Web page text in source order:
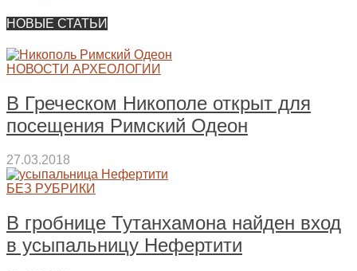
НОВЫЕ СТАТЬИ
НОВОСТИ АРХЕОЛОГИИ
В Греческом Никополе открыт для
посещения Римский Одеон
27.03.2018
БЕЗ РУБРИКИ
В гробнице Тутанхамона найден вход
в усыпальницу Нефертити